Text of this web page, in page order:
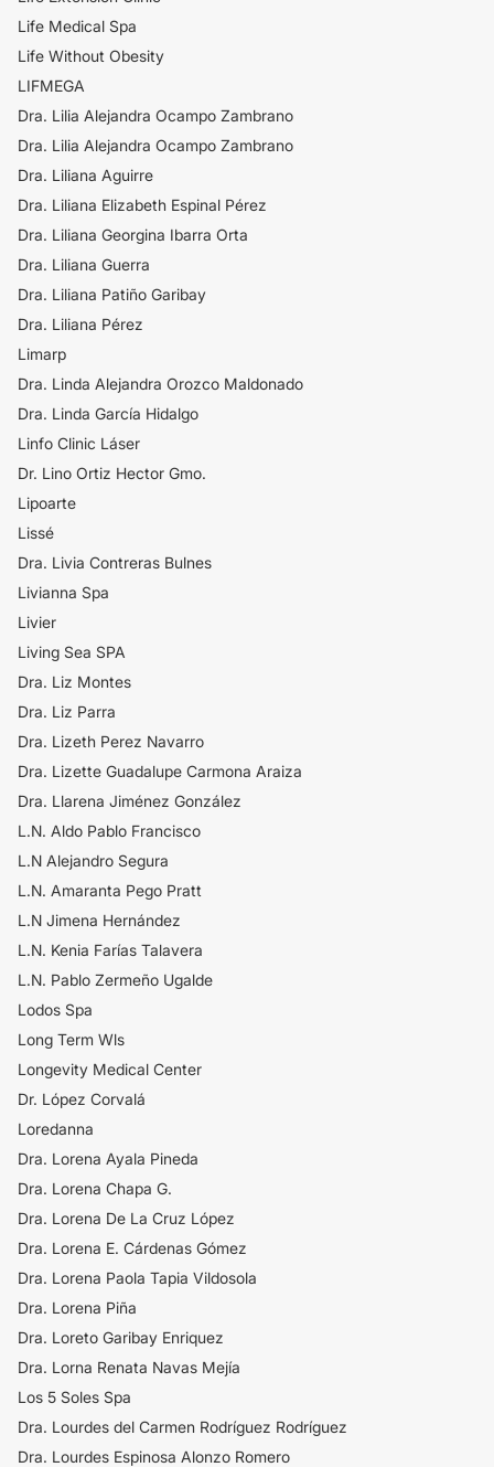
Life Medical Spa
Life Without Obesity
LIFMEGA
Dra. Lilia Alejandra Ocampo Zambrano
Dra. Lilia Alejandra Ocampo Zambrano
Dra. Liliana Aguirre
Dra. Liliana Elizabeth Espinal Pérez
Dra. Liliana Georgina Ibarra Orta
Dra. Liliana Guerra
Dra. Liliana Patiño Garibay
Dra. Liliana Pérez
Limarp
Dra. Linda Alejandra Orozco Maldonado
Dra. Linda García Hidalgo
Linfo Clinic Láser
Dr. Lino Ortiz Hector Gmo.
Lipoarte
Lissé
Dra. Livia Contreras Bulnes
Livianna Spa
Livier
Living Sea SPA
Dra. Liz Montes
Dra. Liz Parra
Dra. Lizeth Perez Navarro
Dra. Lizette Guadalupe Carmona Araiza
Dra. Llarena Jiménez González
L.N. Aldo Pablo Francisco
L.N Alejandro Segura
L.N. Amaranta Pego Pratt
L.N Jimena Hernández
L.N. Kenia Farías Talavera
L.N. Pablo Zermeño Ugalde
Lodos Spa
Long Term Wls
Longevity Medical Center
Dr. López Corvalá
Loredanna
Dra. Lorena Ayala Pineda
Dra. Lorena Chapa G.
Dra. Lorena De La Cruz López
Dra. Lorena E. Cárdenas Gómez
Dra. Lorena Paola Tapia Vildosola
Dra. Lorena Piña
Dra. Loreto Garibay Enriquez
Dra. Lorna Renata Navas Mejía
Los 5 Soles Spa
Dra. Lourdes del Carmen Rodríguez Rodríguez
Dra. Lourdes Espinosa Alonzo Romero